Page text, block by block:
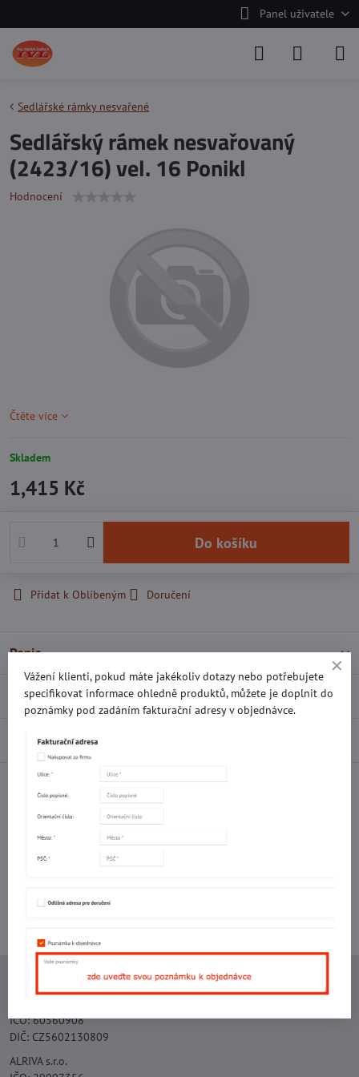
Panel uživatele
Sedlářské rámky nesvařené
Sedlářský rámek nesvařovaný
(2423/16) vel. 16 Ponikl
Hodnocení
Čtěte více
Skladem
1,415 Kč
Do košíku
Přidat k Oblíbeným Doručení
Popis
Recenze 0
Diskuse 0
Facebook TwitterBluesky
Potřebujete poradit s objednávkou?
Kontaktujte nás:
+420 577 523 563
Ing. Vojtěch Lečbych - IVL
IČO: 60560908
DIČ: CZ5602130809
ALRIVA s.r.o.
Vážení klienti, pokud máte jakékoliv dotazy nebo potřebujete
specifikovat informace ohledně produktů, můžete je doplnit do
poznámky pod zadáním fakturační adresy v objednávce.